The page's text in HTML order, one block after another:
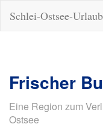
Schlei-Ostsee-Urlaub
Frischer
Eine Region zum
Ostsee